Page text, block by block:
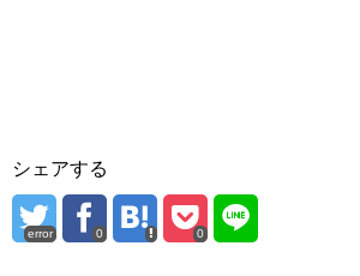
シェアする
error 0 0